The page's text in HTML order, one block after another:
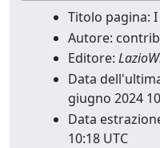
Titolo pagina:
Autore:
Editore:
Data
giugno 2024
Data
10:18 UTC